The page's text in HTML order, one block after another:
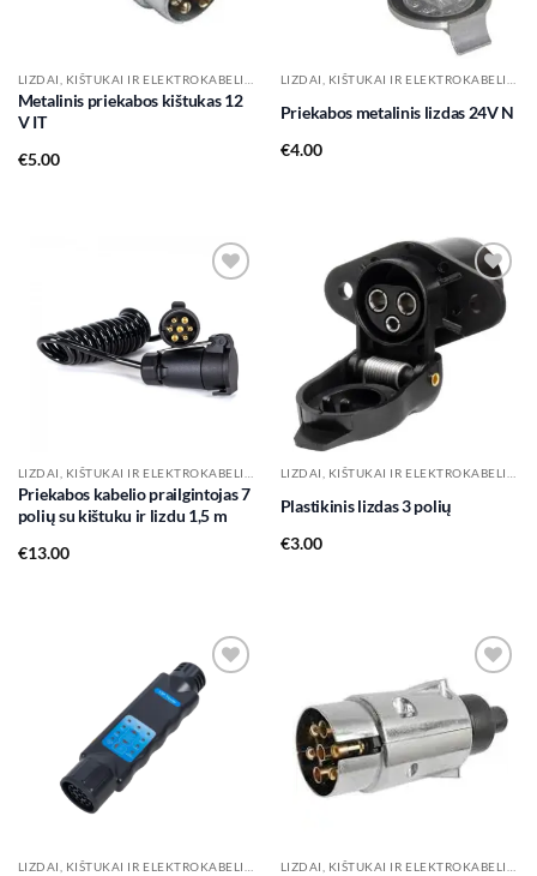
Metalinis priekabos kištukas 12
V IT
€5.00
Priekabos metalinis lizdas 24V N
€4.00
Priekabos kabelio prailgintojas 7
polių su kištuku ir lizdu 1,5 m
€13.00
Add to
wishlist
Plastikinis lizdas 3 polių
€3.00
Add to
wishlist
wishlist